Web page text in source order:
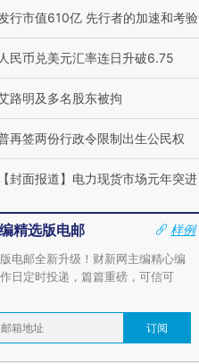
行市值610亿 先行者的加速和考验
民币兑美元汇率连日升破6.75
路明及多名股东被拘
再签两份行政令限制出生公民权
【封面报道】电力现货市场元年突进
精选版电邮
样例
电邮全新升级！财新网主编精心编
日定时投递，篇篇重磅，可信可
订阅